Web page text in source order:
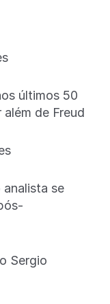
últimos 50
de Freud
analista se
Sergio